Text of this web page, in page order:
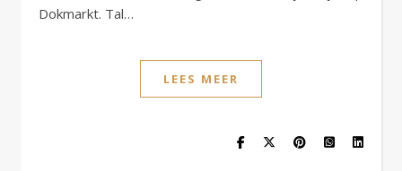
Dokmarkt. Tal…
LEES MEER